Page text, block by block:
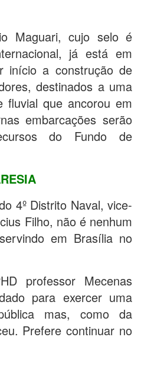
Maguari, cujo selo é
já está em
início a construção de
destinados a uma
fluvial que ancorou em
embarcações serão
do Fundo de
4º Distrito Naval, vice-
Filho, não é nenhum
em Brasília no
professor Mecenas
para exercer uma
mas, como da
Prefere continuar no